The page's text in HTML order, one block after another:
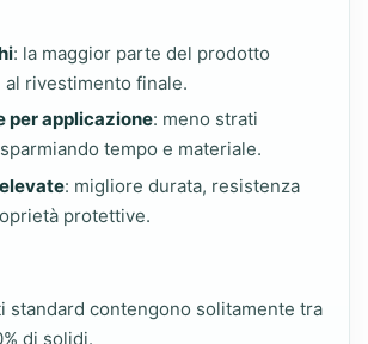
: la maggior parte del prodotto
rivestimento finale.
per applicazione: meno strati
tempo e materiale.
: migliore durata, resistenza
protettive.
standard contengono solitamente tra
di solidi.